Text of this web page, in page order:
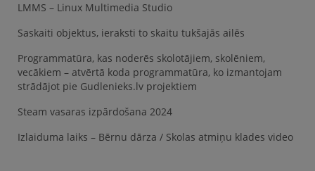
LMMS – Linux Multimedia Studio
Saskaiti objektus, ieraksti to skaitu tukšajās ailēs
Programmatūra, kas noderēs skolotājiem, skolēniem,
vecākiem – atvērtā koda programmatūra, ko izmantojam
strādājot pie Gudlenieks.lv projektiem
Steam vasaras izpārdošana 2024
Izlaiduma laiks – Bērnu dārza / Skolas atmiņu klades video